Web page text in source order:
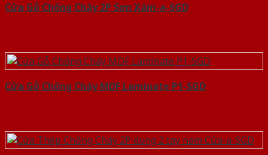
Cửa Gỗ Chống Cháy 2P Sơn Xám-a-SGD
Cửa Gỗ Chống Cháy MDF Laminate P1-SGD